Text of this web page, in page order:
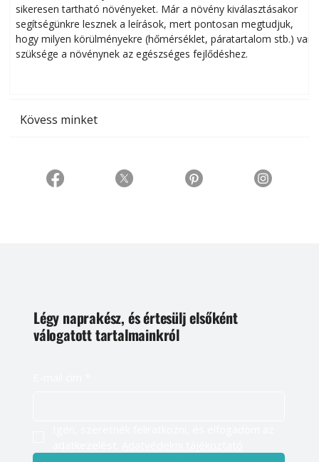
sikeresen tart­ha­tó növényeket. Már a növény kiválasztásakor
segítségünkre lesznek a leírások, mert pontosan megtudjuk,
hogy milyen körülményekre (hőmérséklet, páratartalom stb.) van
szüksége a növénynek az egészséges fejlődéshez.
Kövess minket
Légy naprakész, és értesülj elsőként
válogatott tartalmainkról